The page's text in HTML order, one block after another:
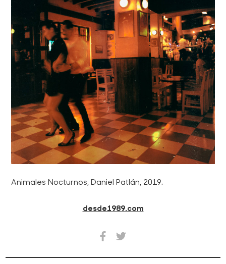
Animales Nocturnos, Daniel Patlán, 2019.
desde1989.com